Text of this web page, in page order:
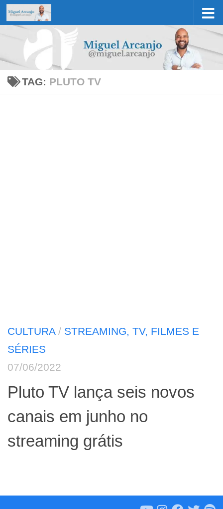
Skip to content
TAG: PLUTO TV
CULTURA/ STREAMING, TV, FILMES E
SÉRIES
07/06/2022
Pluto TV lança seis novos
canais em junho no
streaming grátis